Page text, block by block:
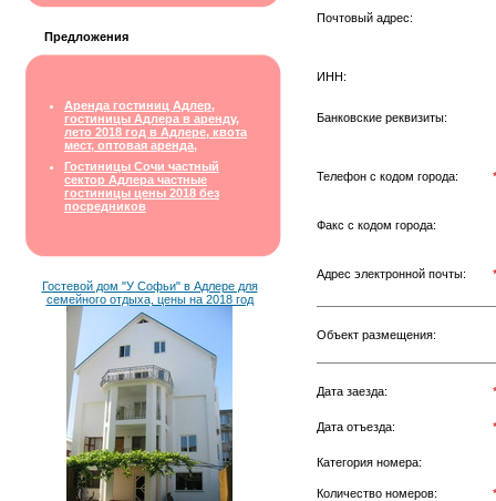
Предложения
Аренда гостиниц Адлер,
гостиницы Адлера в аренду,
лето 2018 год в Адлере, квота
мест, оптовая аренда,
Гостиницы Сочи частный
сектор Адлера частные
гостиницы цены 2018 без
посредников
Гостевой дом "У Софьи" в Адлере для
семейного отдыха, цены на 2018 год
Почтовый адрес:
ИНН:
Банковские реквизиты:
Телефон с кодом города: *
Факс с кодом города:
Адрес электронной почты: *
Объект размещения:
Дата заезда: *
Дата отъезда: *
Категория номера:
Количество номеров: *